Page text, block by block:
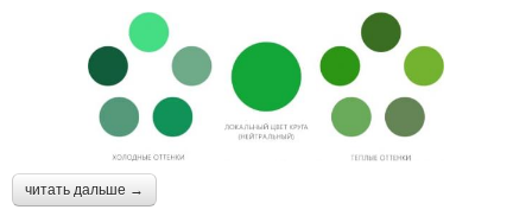
читать дальше →